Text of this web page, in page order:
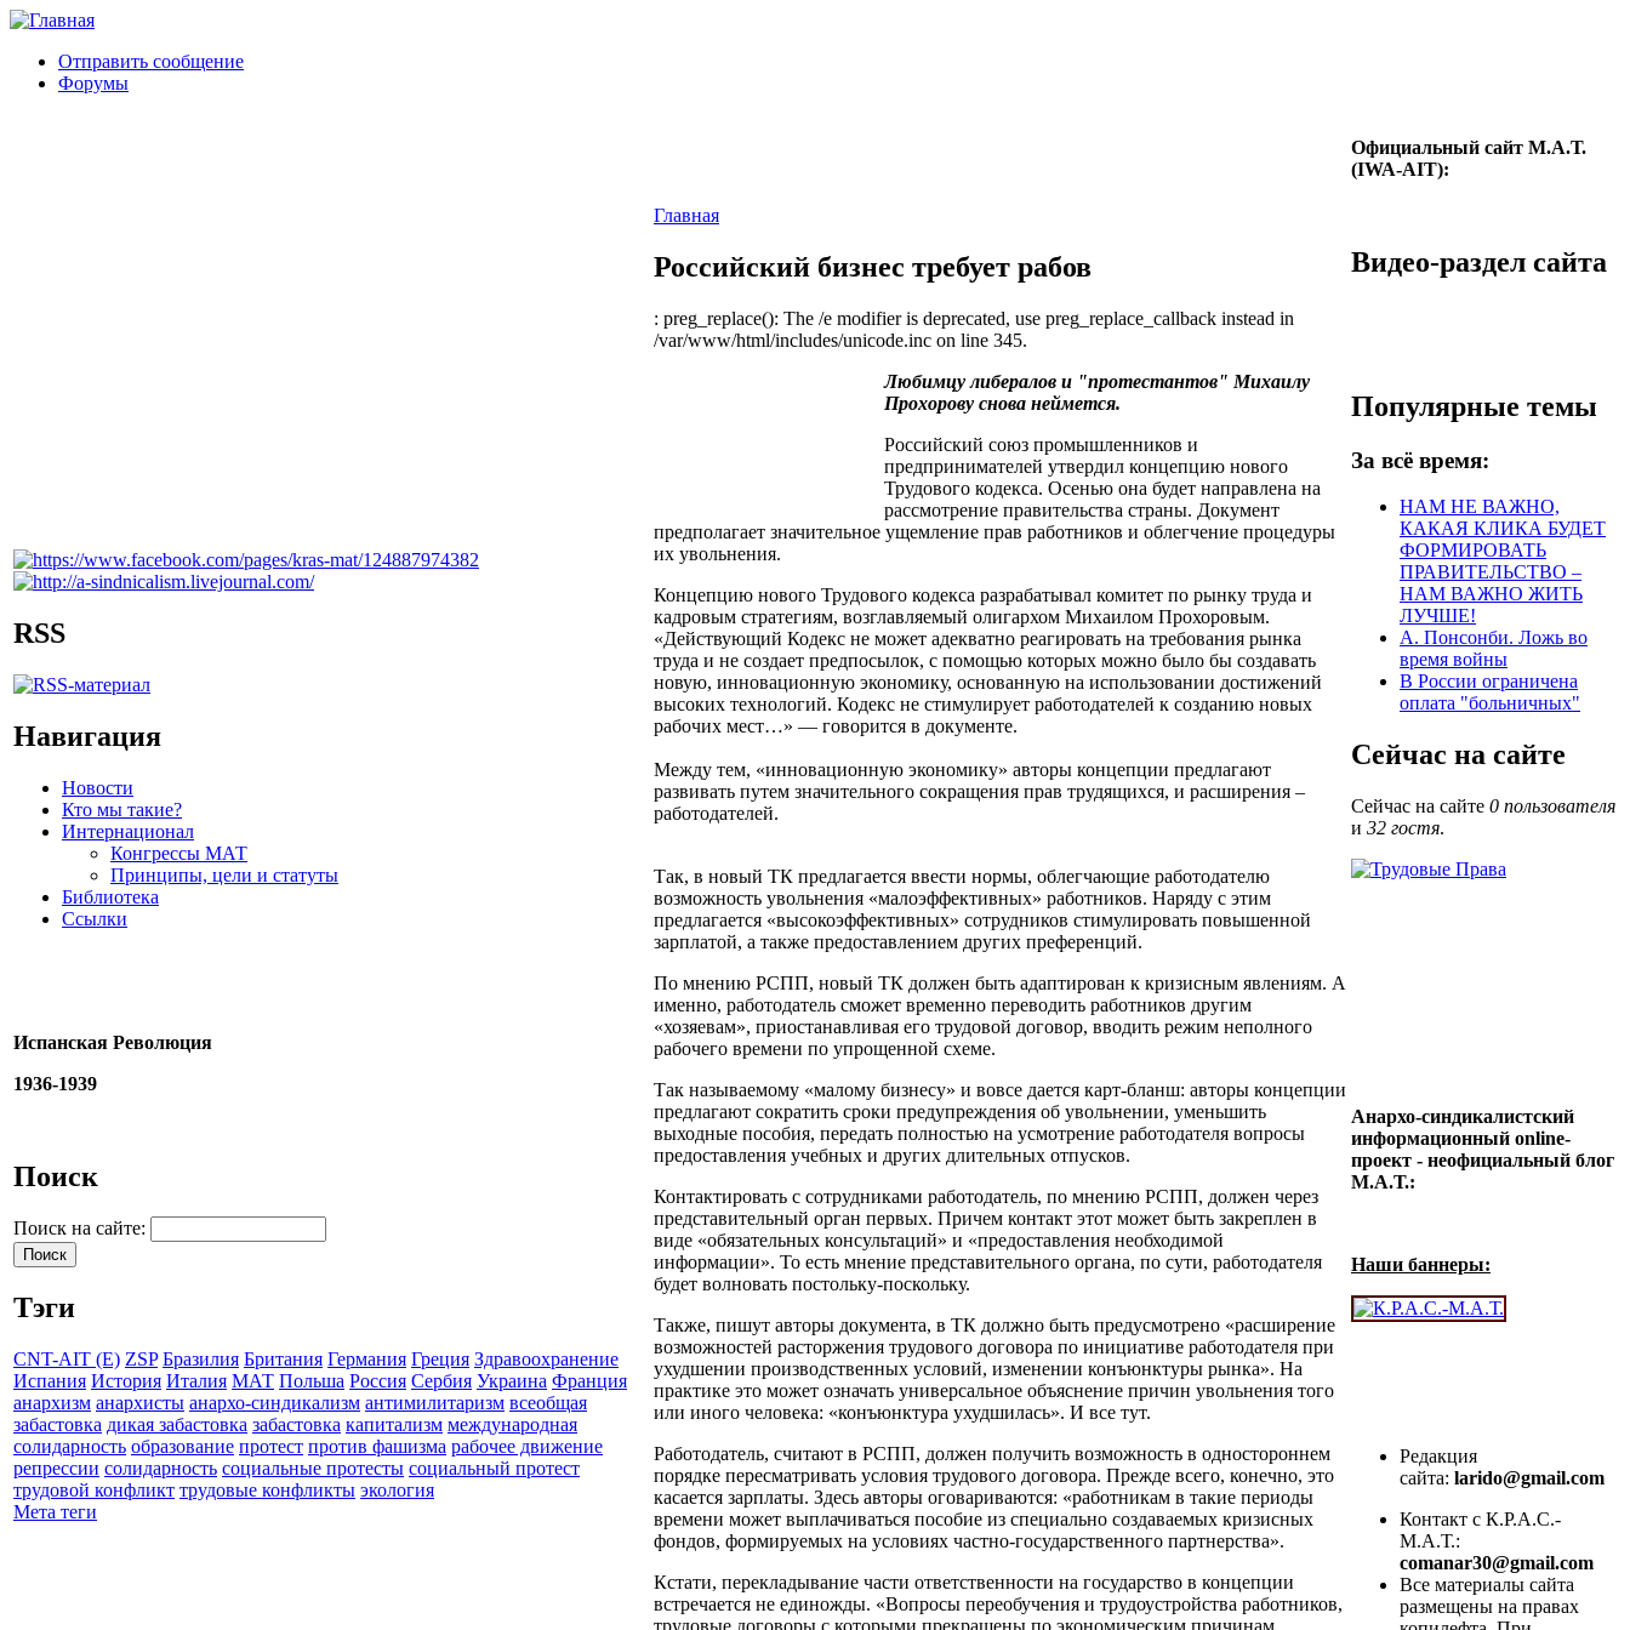
Отправить сообщение
Форумы
RSS
Навигация
Новости
Кто мы такие?
Интернационал
Конгрессы МАТ
Принципы, цели и статуты
Библиотека
Ссылки
Испанская Революция
1936-1939
Поиск
Поиск на сайте:
Тэги
CNT-AIT (E) ZSP Бразилия Британия Германия Греция Здравоохранение
Испания История Италия МАТ Польша Россия Сербия Украина Франция
анархизм анархисты анархо-синдикализм антимилитаризм всеобщая
забастовка дикая забастовка забастовка капитализм международная
солидарность образование протест против фашизма рабочее движение
репрессии солидарность социальные протесты социальный протест
трудовой конфликт трудовые конфликты экология
Мета теги
Главная
Российский бизнес требует рабов
: preg_replace(): The /e modifier is deprecated, use preg_replace_callback instead in
/var/www/html/includes/unicode.inc on line 345.
Любимцу либералов и "протестантов" Михаилу
Прохорову снова неймется.
Российский союз промышленников и
предпринимателей утвердил концепцию нового
Трудового кодекса. Осенью она будет направлена на
рассмотрение правительства страны. Документ
предполагает значительное ущемление прав работников и облегчение процедуры
их увольнения.
Концепцию нового Трудового кодекса разрабатывал комитет по рынку труда и
кадровым стратегиям, возглавляемый олигархом Михаилом Прохоровым.
«Действующий Кодекс не может адекватно реагировать на требования рынка
труда и не создает предпосылок, с помощью которых можно было бы создавать
новую, инновационную экономику, основанную на использовании достижений
высоких технологий. Кодекс не стимулирует работодателей к созданию новых
рабочих мест…» — говорится в документе.
Между тем, «инновационную экономику» авторы концепции предлагают
развивать путем значительного сокращения прав трудящихся, и расширения –
работодателей.
Так, в новый ТК предлагается ввести нормы, облегчающие работодателю
возможность увольнения «малоэффективных» работников. Наряду с этим
предлагается «высокоэффективных» сотрудников стимулировать повышенной
зарплатой, а также предоставлением других преференций.
По мнению РСПП, новый ТК должен быть адаптирован к кризисным явлениям. А
именно, работодатель сможет временно переводить работников другим
«хозяевам», приостанавливая его трудовой договор, вводить режим неполного
рабочего времени по упрощенной схеме.
Так называемому «малому бизнесу» и вовсе дается карт-бланш: авторы концепции
предлагают сократить сроки предупреждения об увольнении, уменьшить
выходные пособия, передать полностью на усмотрение работодателя вопросы
предоставления учебных и других длительных отпусков.
Контактировать с сотрудниками работодатель, по мнению РСПП, должен через
представительный орган первых. Причем контакт этот может быть закреплен в
виде «обязательных консультаций» и «предоставления необходимой
информации». То есть мнение представительного органа, по сути, работодателя
будет волновать постольку-поскольку.
Также, пишут авторы документа, в ТК должно быть предусмотрено «расширение
возможностей расторжения трудового договора по инициативе работодателя при
ухудшении производственных условий, изменении конъюнктуры рынка». На
практике это может означать универсальное объяснение причин увольнения того
или иного человека: «конъюнктура ухудшилась». И все тут.
Работодатель, считают в РСПП, должен получить возможность в одностороннем
порядке пересматривать условия трудового договора. Прежде всего, конечно, это
касается зарплаты. Здесь авторы оговариваются: «работникам в такие периоды
времени может выплачиваться пособие из специально создаваемых кризисных
фондов, формируемых на условиях частно-государственного партнерства».
Кстати, перекладывание части ответственности на государство в концепции
встречается не единожды. «Вопросы переобучения и трудоустройства работников,
трудовые договоры с которыми прекращены по экономическим причинам,
Официальный сайт М.А.Т.
(IWA-AIT):
Видео-раздел сайта
Популярные темы
За всё время:
НАМ НЕ ВАЖНО,
КАКАЯ КЛИКА БУДЕТ
ФОРМИРОВАТЬ
ПРАВИТЕЛЬСТВО –
НАМ ВАЖНО ЖИТЬ
ЛУЧШЕ!
А. Понсонби. Ложь во
время войны
В России ограничена
оплата "больничных"
Сейчас на сайте
Сейчас на сайте 0 пользователя
и 32 гостя.
Анархо-синдикалистский
информационный online-
проект - неофициальный блог
М.А.Т.:
Наши баннеры:
Редакция
сайта: larido@gmail.com
Контакт с К.Р.А.С.-
М.А.Т.:
comanar30@gmail.com
Все материалы сайта
размещены на правах